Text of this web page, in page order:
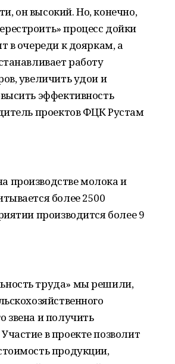
он высокий. Но, конечно,
процесс дойки
в очереди к дояркам, а
работу
увеличить удои и
эффективность
проектов ФЦК Рустам
производстве молока и
более 2500
производится более 9
труда» мы решили,
звена и получить
в проекте позволит
продукции,